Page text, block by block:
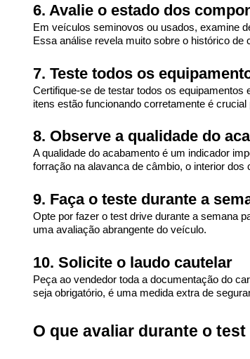
6. Avalie o estado dos
Em veículos seminovos ou usados, examine
Essa análise revela muito sobre o histórico de
7. Teste todos os
Certifique-se de testar todos os
itens estão funcionando corretamente é crucial
8. Observe a qualidade do
A qualidade do acabamento é um indicador
forração na alavanca de câmbio, o interior
9. Faça o teste durante a
Opte por fazer o test drive durante a semana
uma avaliação abrangente do veículo.
10. Solicite o laudo cautelar
Peça ao vendedor toda a documentação do
seja obrigatório, é uma medida extra de
O que avaliar durante o